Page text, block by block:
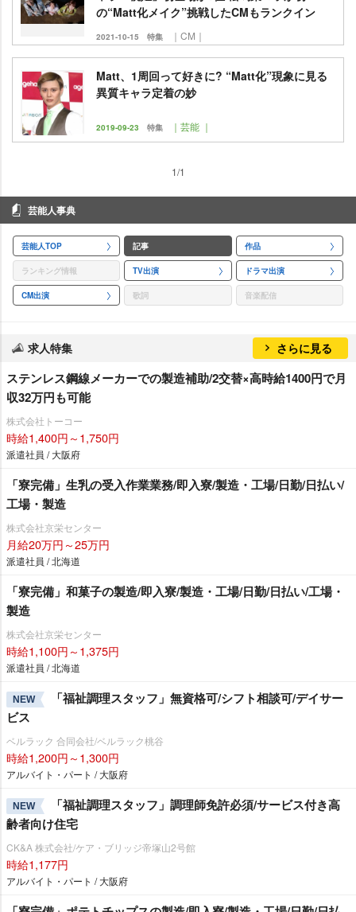
の“Matt化メイク”挑戦したCMもランクイン
2021-10-15 特集 ｜CM｜
Matt、1周回って好きに? “Matt化”現象に見る
異質キャラ定着の妙
2019-09-23 特集 ｜芸能 ｜
1/1
芸能人事典
芸能人TOP 記事 作品
ランキング情報 TV出演 ドラマ出演
CM出演 歌詞 音楽配信
求人特集 さらに見る
ステンレス鋼線メーカーでの製造補助/2交替×高時給1400円で月
収32万円も可能
株式会社トーコー
時給1,400円～1,750円
派遣社員 / 大阪府
「寮完備」生乳の受入作業業務/即入寮/製造・工場/日勤/日払い/
工場・製造
株式会社京栄センター
月給20万円～25万円
派遣社員 / 北海道
「寮完備」和菓子の製造/即入寮/製造・工場/日勤/日払い/工場・
製造
株式会社京栄センター
時給1,100円～1,375円
派遣社員 / 北海道
NEW
「福祉調理スタッフ」無資格可/シフト相談可/デイサー
ビス
ベルラック 合同会社/ベルラック桃谷
時給1,200円～1,300円
アルバイト・パート / 大阪府
NEW
「福祉調理スタッフ」調理師免許必須/サービス付き高
齢者向け住宅
CK&A 株式会社/ケア・ブリッジ帝塚山2号館
時給1,177円
アルバイト・パート / 大阪府